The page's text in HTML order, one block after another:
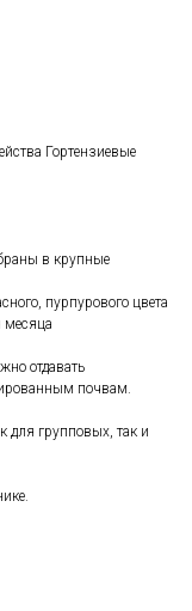
Гортензиевые
в крупные
пурпурового цвета
месяца
отдавать
почвам.
для групповых, так и